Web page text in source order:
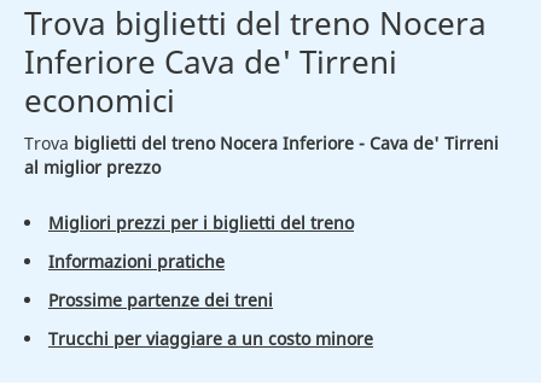
Trova biglietti del treno Nocera
Inferiore Cava de' Tirreni
economici
Trova biglietti del treno Nocera Inferiore - Cava de' Tirreni
al miglior prezzo
Migliori prezzi per i biglietti del treno
Informazioni pratiche
Prossime partenze dei treni
Trucchi per viaggiare a un costo minore